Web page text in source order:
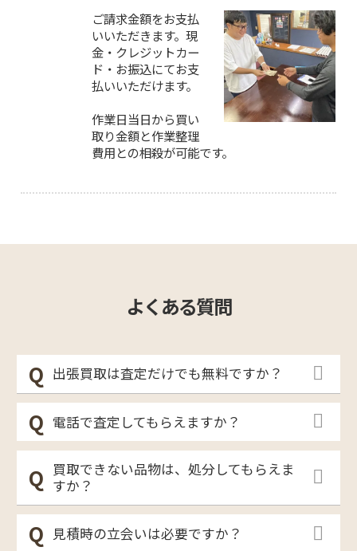
ご請求金額をお支払
いいただきます。現
金・クレジットカー
ド・お振込にてお支
払いいただけます。
作業日当日から買い
取り金額と作業整理
費用との相殺が可能です。
よくある質問
出張買取は査定だけでも無料ですか？
電話で査定してもらえますか？
買取できない品物は、処分してもらえま
すか？
見積時の立会いは必要ですか？